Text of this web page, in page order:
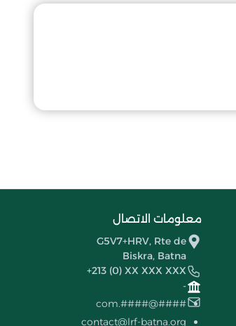
معلومات الاتصال
G5V7+HRV, Rte de
Biskra, Batna
+213 (0) XX XXX XXX
-
####@####.com
contact@lrf-batna.org